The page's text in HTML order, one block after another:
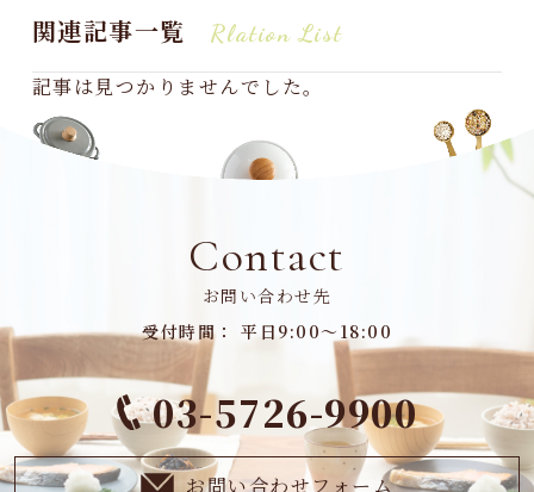
関連記事一覧 Rlation List
記事は見つかりませんでした。
Contact
お問い合わせ先
受付時間： 平日9:00～18:00
03-5726-9900
お問い合わせフォーム